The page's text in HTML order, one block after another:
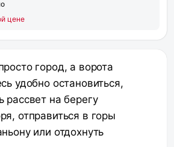
цене
город, а ворота
удобно остановиться,
рассвет на берегу
отправиться в горы
или отдохнуть